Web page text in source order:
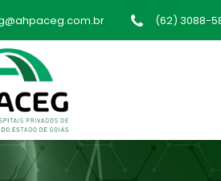
(62) 3088-